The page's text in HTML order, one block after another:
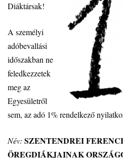
Diáktársak!
A személyi
adóbevallási
időszakban ne
feledkezzetek
meg az
Egyesületről
sem, az adó 1% rendelkező
Név: SZENTENDREI
ÖREGDIÁKJAINAK